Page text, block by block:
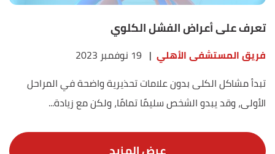
تعرف على أعراض الفشل الكلوي
فريق المستشفى الأهلي | 19 نوفمبر 2023
تبدأ مشاكل الكلى بدون علامات تحذيرية واضحة في المراحل
الأولى، وقد يبدو الشخص سليمًا تمامًا، ولكن مع زيادة...